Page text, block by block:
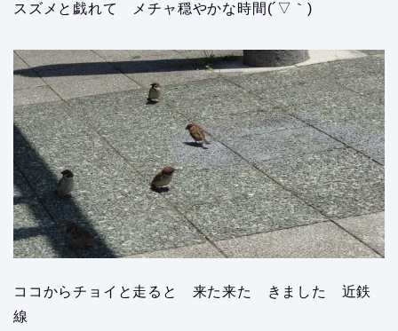
スズメと戯れて メチャ穏やかな時間(´▽｀)
ココからチョイと走ると 来た来た きました 近鉄
線